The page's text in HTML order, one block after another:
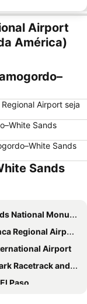
Airport
América)
Airport seja
Sands
Sands
Sands
National Monument
Regional Airport
Airport
and Casino
Paso